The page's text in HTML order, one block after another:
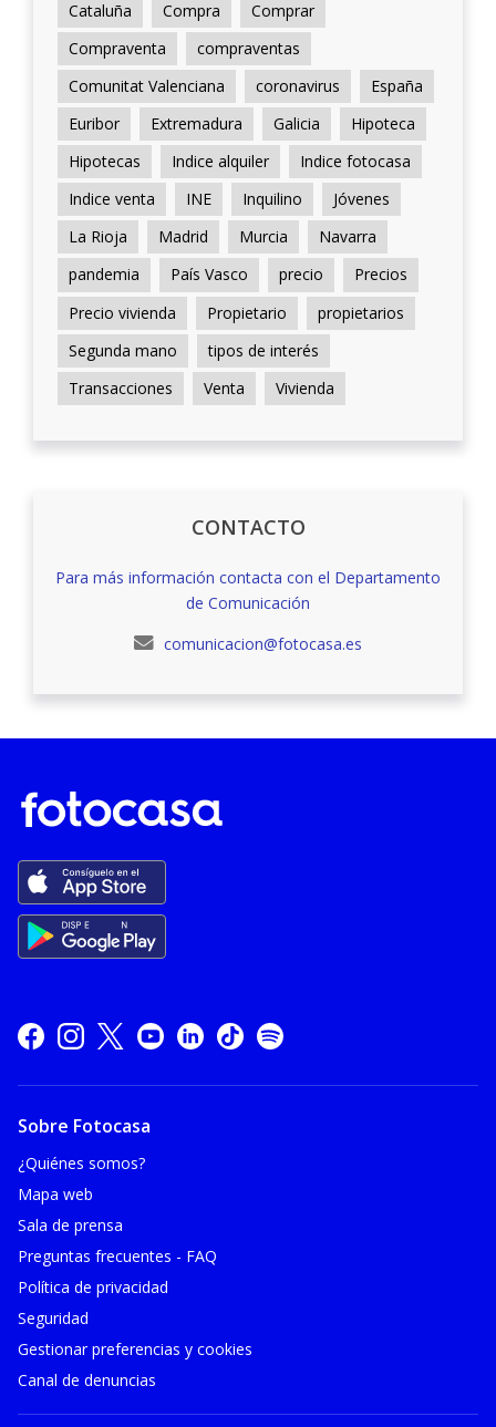
Cataluña
Compra
Comprar
Compraventa
compraventas
Comunitat Valenciana
coronavirus
España
Euribor
Extremadura Galicia
Hipoteca
Hipotecas
Indice alquiler
Indice fotocasa
Indice venta
INE Inquilino
Jóvenes
La Rioja
Madrid Murcia
Navarra
pandemia
País Vasco precio
Precios
Precio vivienda
Propietario
propietarios
Segunda mano
tipos de interés
Transacciones
Venta Vivienda
CONTACTO
Para más información contacta con el Departamento
de Comunicación
comunicacion@fotocasa.es
Sobre Fotocasa
¿Quiénes somos?
Mapa web
Sala de prensa
Preguntas frecuentes - FAQ
Política de privacidad
Seguridad
Gestionar preferencias y cookies
Canal de denuncias